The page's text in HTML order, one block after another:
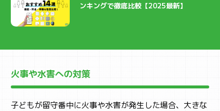
まなびちって？
ABOUT
ンキングで徹底比較【2025最新】
火事や水害への対策
子どもが留守番中に火事や水害が発生した場合、大きな